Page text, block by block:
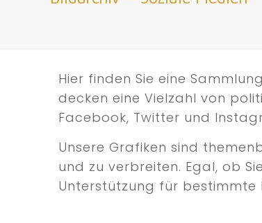
Hier finden Sie eine
decken eine Vielzahl von
Facebook, Twitter und
Unsere Grafiken sind
und zu verbreiten. Egal, ob
Unterstützung für bestimmte